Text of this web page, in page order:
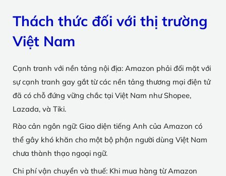
Thách thức đối với thị trường
Việt Nam
Cạnh tranh với nền tảng nội địa: Amazon phải đối mặt với
sự cạnh tranh gay gắt từ các nền tảng thương mại điện tử
đã có chỗ đứng vững chắc tại Việt Nam như Shopee,
Lazada, và Tiki.
Rào cản ngôn ngữ: Giao diện tiếng Anh của Amazon có
thể gây khó khăn cho một bộ phận người dùng Việt Nam
chưa thành thạo ngoại ngữ.
Chi phí vận chuyển và thuế: Khi mua hàng từ Amazon